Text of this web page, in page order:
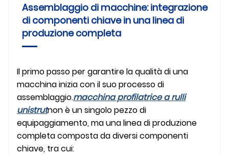
Assemblaggio di macchine: integrazione
di componenti chiave in una linea di
produzione completa
Il primo passo per garantire la qualità di una
macchina inizia con il suo processo di
assemblaggio.macchina profilatrice a rulli
unistrutnon è un singolo pezzo di
equipaggiamento, ma una linea di produzione
completa composta da diversi componenti
chiave, tra cui: